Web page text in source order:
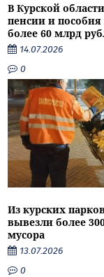
В Курской
пенсии и
более 60 млрд
14.07.2026
0
Из курских
вывезли более
мусора
13.07.2026
0